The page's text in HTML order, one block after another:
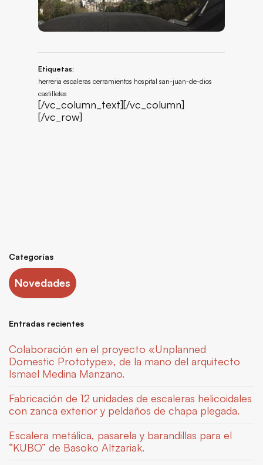
Etiquetas:
herreria escaleras cerramientos hospital san-juan-de-dios
castilletes
[/vc_column_text][/vc_column]
[/vc_row]
Categorías
Novedades
Entradas recientes
Colaboración en el proyecto «Unplanned
Domestic Prototype», de la mano del arquitecto
Ismael Medina Manzano.
Fabricación de 12 unidades de escaleras helicoidales
con zanca exterior y peldaños de chapa plegada.
Escalera metálica, pasarela y barandillas para el
“KUBO” de Basoko Altzariak.